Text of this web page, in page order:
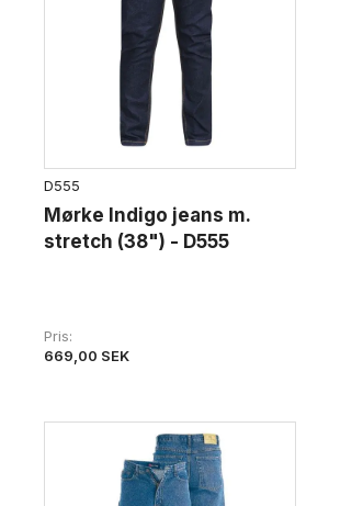
D555
Mørke Indigo jeans m.
stretch (38") - D555
Pris
669,00 SEK